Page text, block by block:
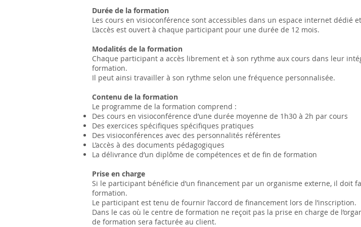
Durée de la formation
Les cours en visioconférence sont accessibles dans un espace internet dédié
L’accès est ouvert à chaque participant pour une durée de 12 mois.
Modalités de la formation
Chaque participant a accès librement et à son rythme aux cours dans leur
formation.
Il peut ainsi travailler à son rythme selon une fréquence personnalisée.
Contenu de la formation
Le programme de la formation comprend :
Des cours en visioconférence d’une durée moyenne de 1h30 à 2h par cours
Des exercices spécifiques spécifiques pratiques
Des visioconférences avec des personnalités référentes
L’accès à des documents pédagogiques
La délivrance d’un diplôme de compétences et de fin de formation
Prise en charge
Si le participant bénéficie d’un financement par un organisme externe, il doit
formation.
Le participant est tenu de fournir l’accord de financement lors de l’inscription.
Dans le cas où le centre de formation ne reçoit pas la prise en charge de
de formation sera facturée au client.